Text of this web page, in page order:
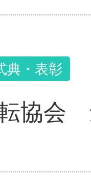
典・表彰
協会